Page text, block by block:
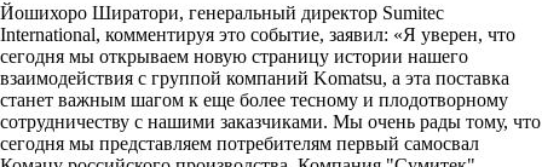
Йошихоро Ширатори, генеральный директор Sumitec
International, комментируя это событие, заявил: «Я уверен, что
сегодня мы открываем новую страницу истории нашего
взаимодействия с группой компаний Komatsu, а эта поставка
станет важным шагом к еще более тесному и плодотворному
сотрудничеству с нашими заказчиками. Мы очень рады тому, что
сегодня мы представляем потребителям первый самосвал